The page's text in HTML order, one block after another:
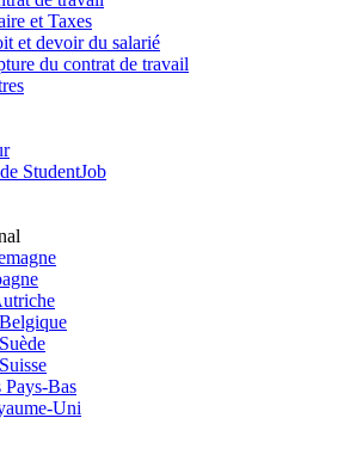
et Taxes
et devoir du salarié
du contrat de travail
StudentJob
Pays-Bas
Uni